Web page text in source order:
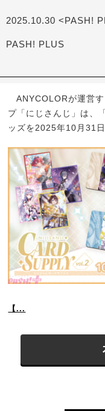
2025.10.30 <PASH!
PASH! PLUS
ANYCOLORが運営
プ「にじさんじ」は、
ッズを2025年10月31
【...